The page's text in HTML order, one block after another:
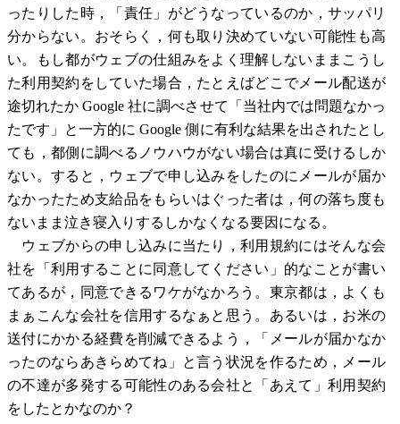
ったりした時，「責任」がどうなっているのか，サッパリ
分からない。おそらく，何も取り決めていない可能性も高
い。もし都がウェブの仕組みをよく理解しないままこうし
た利用契約をしていた場合，たとえばどこでメール配送が
途切れたか Google 社に調べさせて「当社内では問題なかっ
たです」と一方的に Google 側に有利な結果を出されたとし
ても，都側に調べるノウハウがない場合は真に受けるしか
ない。すると，ウェブで申し込みをしたのにメールが届か
なかったため支給品をもらいはぐった者は，何の落ち度も
ないまま泣き寝入りするしかなくなる要因になる。
ウェブからの申し込みに当たり，利用規約にはそんな会
社を「利用することに同意してください」的なことが書い
てあるが，同意できるワケがなかろう。東京都は，よくも
まぁこんな会社を信用するなぁと思う。あるいは，お米の
送付にかかる経費を削減できるよう，「メールが届かなか
ったのならあきらめてね」と言う状況を作るため，メール
の不達が多発する可能性のある会社と「あえて」利用契約
をしたとかなのか？